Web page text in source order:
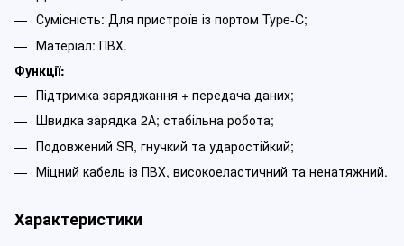
Сумісність: Для пристроїв із портом Type-C;
Матеріал: ПВХ.
Функції:
Підтримка заряджання + передача даних;
Швидка зарядка 2А; стабільна робота;
Подовжений SR, гнучкий та ударостійкий;
Міцний кабель із ПВХ, високоеластичний та ненатяжний.
Характеристики